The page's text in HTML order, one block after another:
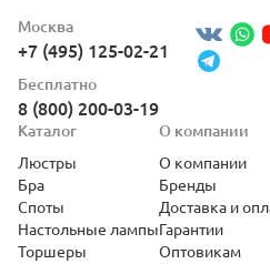
Москва
+7 (495) 125-02-21
Бесплатно
8 (800) 200-03-19
Каталог
Люстры
Бра
Споты
Настольные лампы
Торшеры
О компании
О компании
Бренды
Доставка и
Гарантии
Оптовикам